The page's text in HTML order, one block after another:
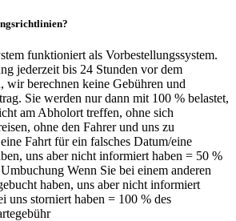
funktioniert als Vorbestellungssystem.
jederzeit bis 24 Stunden vor dem
wir berechnen keine Gebühren und
Sie werden nur dann mit 100 % belastet,
am Abholort treffen, ohne sich
ohne den Fahrer und uns zu
Fahrt für ein falsches Datum/eine
uns aber nicht informiert haben = 50 %
Wenn Sie bei einem anderen
haben, uns aber nicht informiert
uns storniert haben = 100 % des